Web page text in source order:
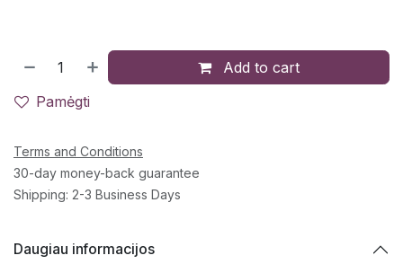
Add to cart
Pamėgti
Terms and Conditions
30-day money-back guarantee
Shipping: 2-3 Business Days
Daugiau informacijos